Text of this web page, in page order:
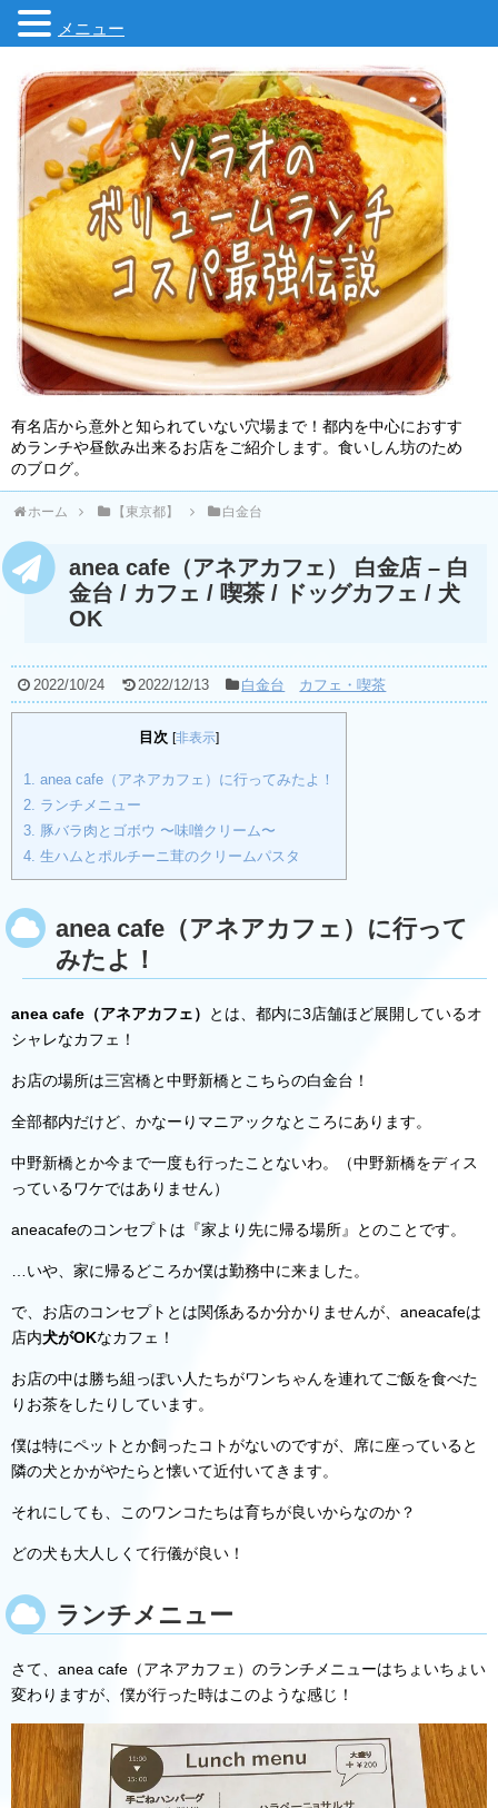
有名店から意外と知られていない穴場まで！都内を中心におすす
めランチや昼飲み出来るお店をご紹介します。食いしん坊のため
のブログ。
ホーム 【東京都】 白金台
anea cafe（アネアカフェ） 白金店 – 白
金台 / カフェ / 喫茶 / ドッグカフェ / 犬
OK
2022/10/24 2022/12/13 白金台 カフェ・喫茶
目次 [非表示]
1.
anea cafe（アネアカフェ）に行ってみたよ！
2. ランチメニュー
3.
豚バラ肉とゴボウ 〜味噌クリーム〜
4. 生ハムとポルチーニ茸のクリームパスタ
anea cafe（アネアカフェ）に行って
みたよ！
anea cafe（アネアカフェ）
とは、都内に3店舗ほど展開しているオ
シャレなカフェ！
お店の場所は三宮橋と中野新橋とこちらの白金台！
全部都内だけど、かなーりマニアックなところにあります。
中野新橋とか今まで一度も行ったことないわ。（中野新橋をディス
っているワケではありません）
aneacafeのコンセプトは『家より先に帰る場所』とのことです。
…いや、家に帰るどころか僕は勤務中に来ました。
で、お店のコンセプトとは関係あるか分かりませんが、aneacafeは
店内犬がOKなカフェ！
お店の中は勝ち組っぽい人たちがワンちゃんを連れてご飯を食べた
りお茶をしたりしています。
僕は特にペットとか飼ったコトがないのですが、席に座っていると
隣の犬とかがやたらと懐いて近付いてきます。
それにしても、このワンコたちは育ちが良いからなのか？
どの犬も大人しくて行儀が良い！
ランチメニュー
さて、anea cafe（アネアカフェ）のランチメニューはちょいちょい
変わりますが、僕が行った時はこのような感じ！
メニュー